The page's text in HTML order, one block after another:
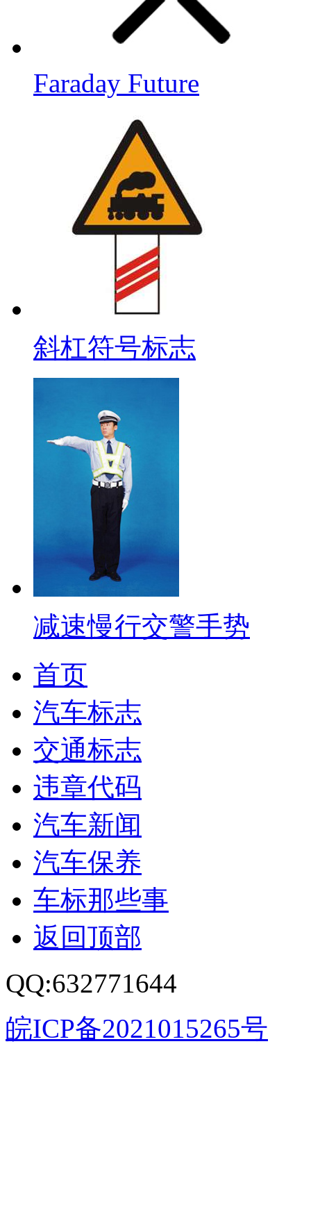
Faraday Future
斜杠符号标志
减速慢行交警手势
首页
汽车标志
交通标志
违章代码
汽车新闻
汽车保养
车标那些事
返回顶部
QQ:632771644
皖ICP备2021015265号